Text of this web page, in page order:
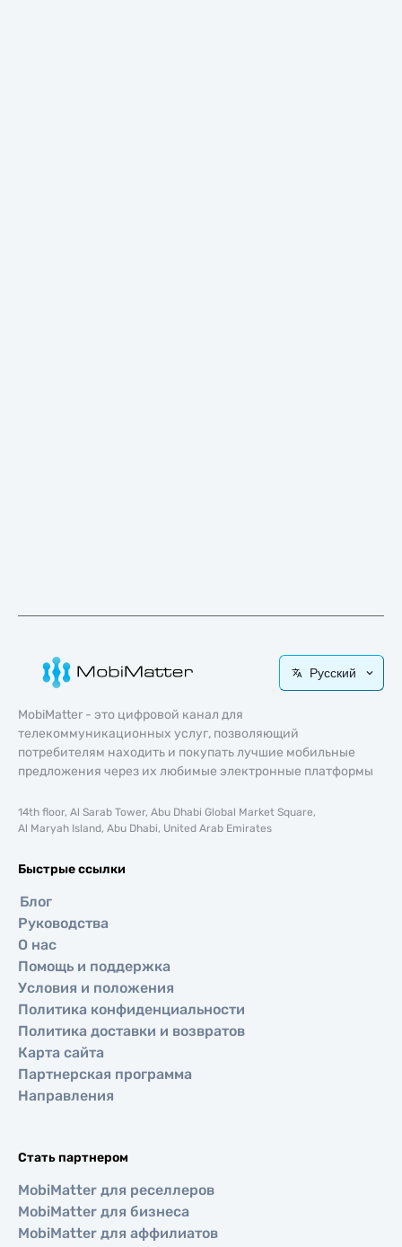
Русский
MobiMatter - это цифровой канал для
телекоммуникационных услуг, позволяющий
потребителям находить и покупать лучшие мобильные
предложения через их любимые электронные платформы
14th floor, Al Sarab Tower, Abu Dhabi Global Market Square,
Al Maryah Island, Abu Dhabi, United Arab Emirates
Быстрые ссылки
Блог
Руководства
О нас
Помощь и поддержка
Условия и положения
Политика конфиденциальности
Политика доставки и возвратов
Карта сайта
Партнерская программа
Направления
Стать партнером
MobiMatter для реселлеров
MobiMatter для бизнеса
MobiMatter для аффилиатов